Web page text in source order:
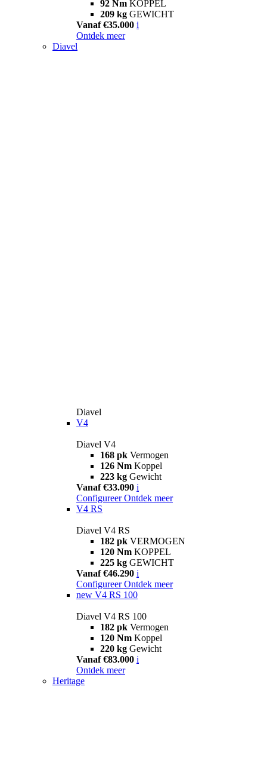
92 Nm KOPPEL
209 kg GEWICHT
Vanaf €35.000 i
Ontdek meer
Diavel
Diavel
V4
Diavel V4
168 pk Vermogen
126 Nm Koppel
223 kg Gewicht
Vanaf €33.090 i
Configureer Ontdek meer
V4 RS
Diavel V4 RS
182 pk VERMOGEN
120 Nm KOPPEL
225 kg GEWICHT
Vanaf €46.290 i
Configureer Ontdek meer
new V4 RS 100
Diavel V4 RS 100
182 pk Vermogen
120 Nm Koppel
220 kg Gewicht
Vanaf €83.000 i
Ontdek meer
Heritage